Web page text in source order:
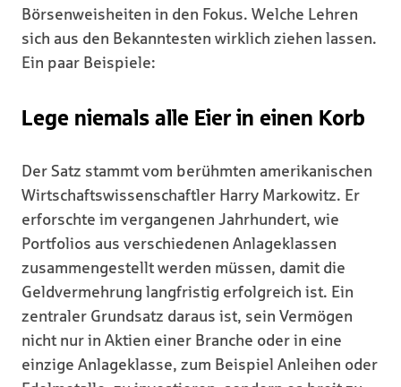
Börsenweisheiten in den Fokus. Welche Lehren
sich aus den Bekanntesten wirklich ziehen lassen.
Ein paar Beispiele:
Lege niemals alle Eier in einen Korb
Der Satz stammt vom berühmten amerikanischen
Wirtschaftswissenschaftler Harry Markowitz. Er
erforschte im vergangenen Jahrhundert, wie
Portfolios aus verschiedenen Anlageklassen
zusammengestellt werden müssen, damit die
Geldvermehrung langfristig erfolgreich ist. Ein
zentraler Grundsatz daraus ist, sein Vermögen
nicht nur in Aktien einer Branche oder in eine
einzige Anlageklasse, zum Beispiel Anleihen oder